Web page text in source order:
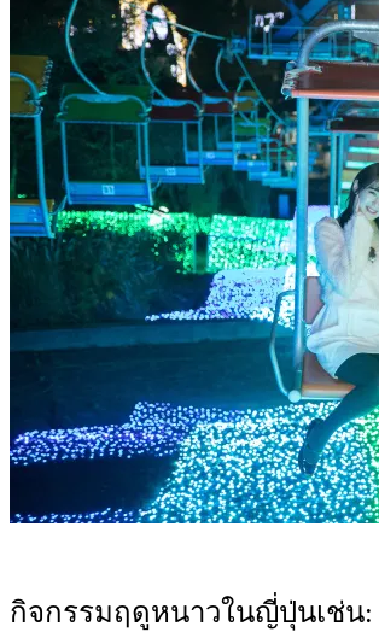
กิจกรรมฤดูหนาวในญี่ปุ่นเช่น: